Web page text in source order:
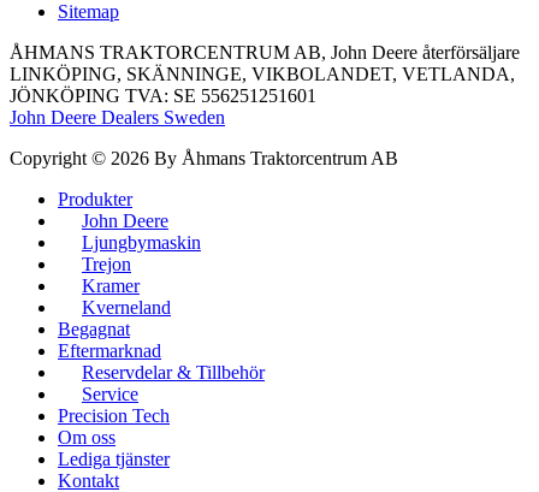
Sitemap
ÅHMANS TRAKTORCENTRUM AB, John Deere återförsäljare
LINKÖPING, SKÄNNINGE, VIKBOLANDET, VETLANDA,
JÖNKÖPING TVA: SE 556251251601
John Deere Dealers Sweden
Copyright © 2026 By Åhmans Traktorcentrum AB
Produkter
John Deere
Ljungbymaskin
Trejon
Kramer
Kverneland
Begagnat
Eftermarknad
Reservdelar & Tillbehör
Service
Precision Tech
Om oss
Lediga tjänster
Kontakt